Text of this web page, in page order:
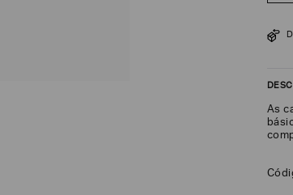
As